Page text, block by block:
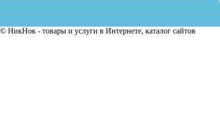
© НикНок - товары и услуги в Интернете, каталог сайтов